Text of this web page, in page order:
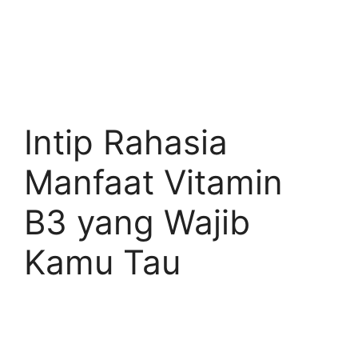
Intip Rahasia
Manfaat Vitamin
B3 yang Wajib
Kamu Tau